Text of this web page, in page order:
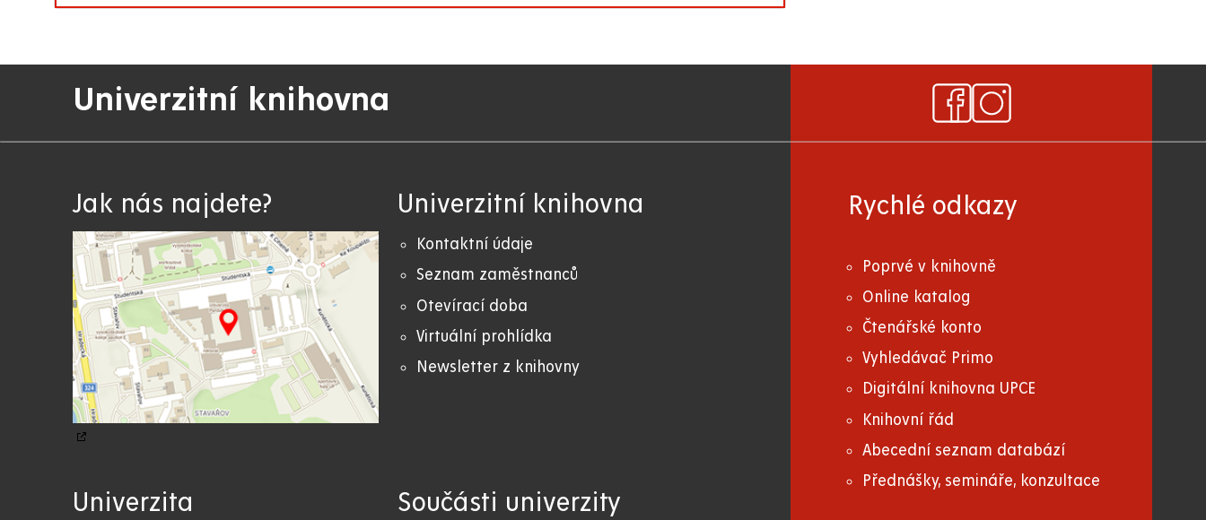
Univerzitní knihovna
Jak nás najdete? Univerzitní knihovna
Kontaktní údaje
Seznam zaměstnanců
Otevírací doba
Virtuální prohlídka
Newsletter z knihovny
Univerzita Součásti univerzity
Rychlé odkazy
Poprvé v knihovně
Online katalog
Čtenářské konto
Vyhledávač Primo
Digitální knihovna UPCE
Knihovní řád
Abecední seznam databází
Přednášky, semináře, konzultace